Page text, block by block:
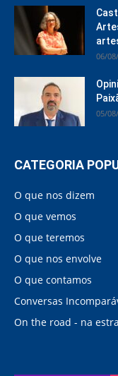
06/
05/
CATEGORIA
O que nos dizem
O que vemos
O que teremos
O que nos envolve
O que contamos
Conversas
On the road - na